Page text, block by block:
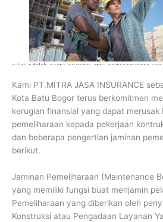
Kami PT.MITRA JASA INSURANCE
Kota Batu Bogor terus berkomitmen
kerugian finansial yang dapat merusak
pemeliharaan kepada pekerjaan
dan beberapa pengertian jaminan
berikut.
Jaminan Pemeliharaan (Maintenance
yang memiliki fungsi buat menjamin
Pemeliharaan yang diberikan oleh
Konstruksi atau Pengadaan Layanan